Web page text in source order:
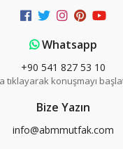
Whatsapp
+90 541 827 53 10
tıklayarak konuşmayı
Bize Yazın
info@abmmutfak.com